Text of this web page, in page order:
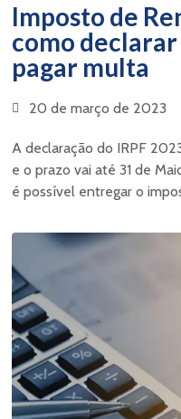
Imposto de
como
pagar multa
20 de março de 2023
A declaração do IRPF
e o prazo vai até 31 de
é possível entregar o